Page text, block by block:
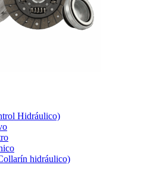
Hidráulico)
hidráulico)